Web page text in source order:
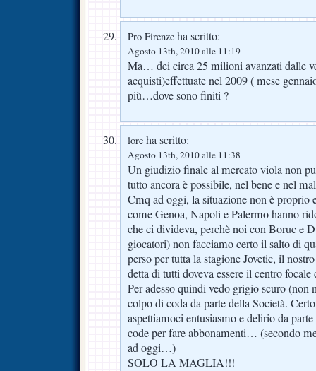
Pro Firenze ha scritto:
Agosto 13th, 2010 alle 11:19
Ma… dei circa 25 milioni avanzati dalle
acquisti)effettuate nel 2009 ( mese
più…dove sono finiti ?
lore ha scritto:
Agosto 13th, 2010 alle 11:38
Un giudizio finale al mercato viola non
tutto ancora è possibile, nel bene e nel
Cmq ad oggi, la situazione non è proprio
come Genoa, Napoli e Palermo hanno
che ci divideva, perchè noi con Boruc e
giocatori) non facciamo certo il salto di
perso per tutta la stagione Jovetic, il
detta di tutti doveva essere il centro
Per adesso quindi vedo grigio scuro
colpo di coda da parte della Società.
aspettiamoci entusiasmo e delirio da
code per fare abbonamenti… (secondo
ad oggi…)
SOLO LA MAGLIA!!!